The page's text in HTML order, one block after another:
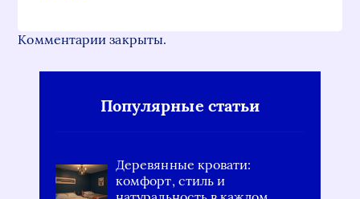
Комментарии закрыты.
Популярные статьи
Деревянные кровати:
комфорт, стиль и